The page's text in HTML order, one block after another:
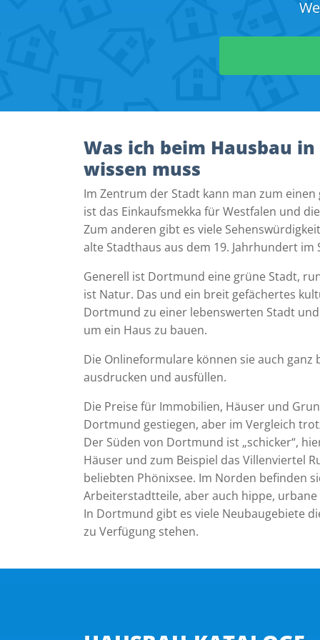
Was ich beim Hausbau
wissen muss
Im Zentrum der Stadt kann man zum
ist das Einkaufsmekka für Westfalen und
Zum anderen gibt es viele
alte Stadthaus aus dem 19. Jahrhundert im
Generell ist Dortmund eine grüne Stadt,
ist Natur. Das und ein breit gefächertes
Dortmund zu einer lebenswerten Stadt
um ein Haus zu bauen.
Die Onlineformulare können sie auch ganz
ausdrucken und ausfüllen.
Die Preise für Immobilien, Häuser und
Dortmund gestiegen, aber im Vergleich
Der Süden von Dortmund ist „schicker“,
Häuser und zum Beispiel das Villenviertel
beliebten Phönixsee. Im Norden befinden
Arbeiterstadtteile, aber auch hippe, urbane
In Dortmund gibt es viele Neubaugebiete
zu Verfügung stehen.